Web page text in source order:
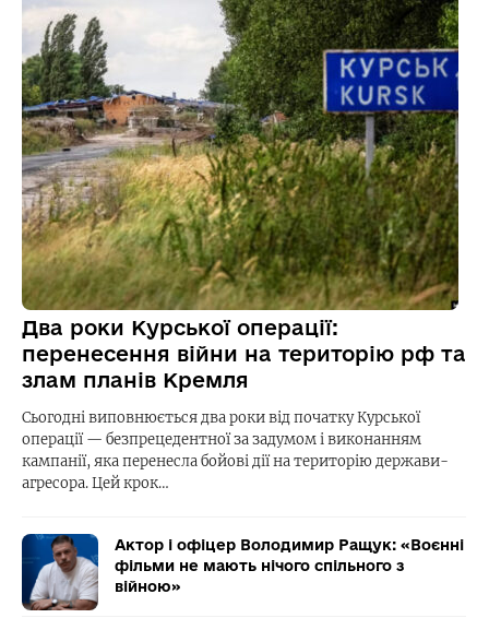
Два роки Курської операції:
перенесення війни на територію рф та
злам планів Кремля
Сьогодні виповнюється два роки від початку Курської
операції — безпрецедентної за задумом і виконанням
кампанії, яка перенесла бойові дії на територію держави-
агресора. Цей крок…
Актор і офіцер Володимир Ращук: «Воєнні
фільми не мають нічого спільного з
війною»